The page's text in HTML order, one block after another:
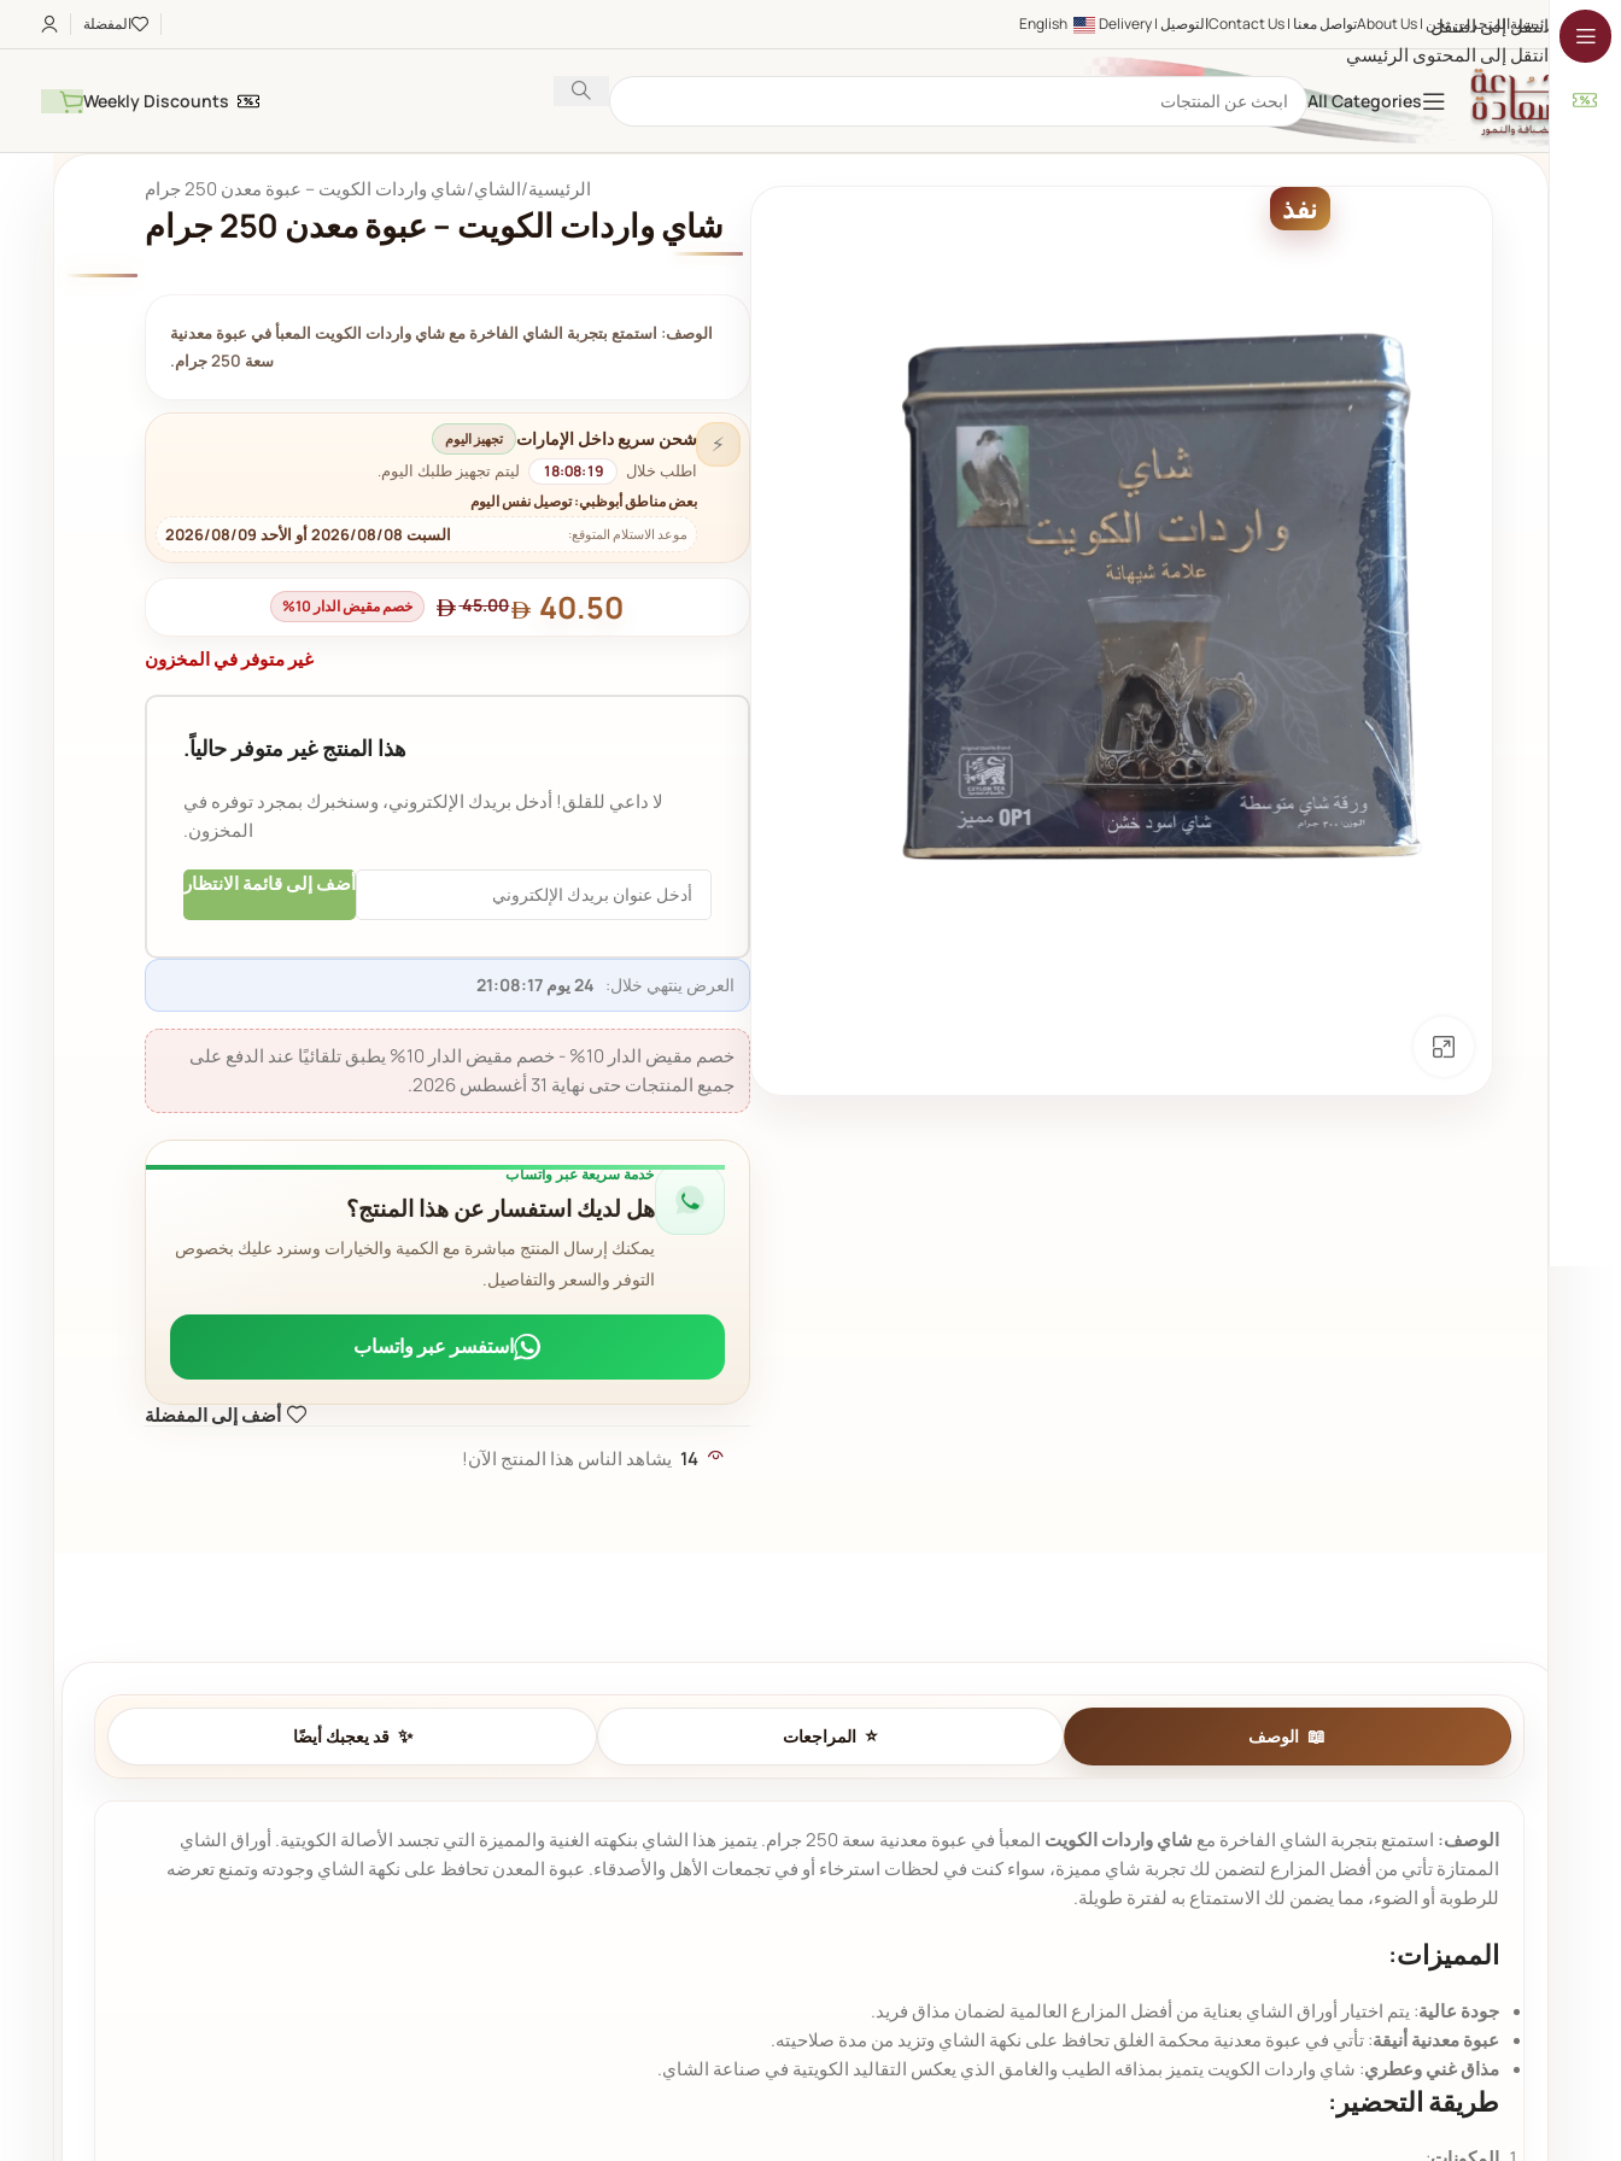
انتقل إلى التنقل
انتقل إلى المحتوى الرئيسي
الرئيسيةالمتجرمن نحن | About Us تواصل معنا | Contact Us التوصيل | Delivery English المفضلة
All Categories
Weekly Discounts
نفذ
الرئيسية الشاي شاي واردات الكويت – عبوة معدن 250 جرام
شاي واردات الكويت – عبوة معدن 250 جرام
الوصف: استمتع بتجربة الشاي الفاخرة مع شاي واردات الكويت المعبأ في عبوة معدنية
سعة 250 جرام.
⚡ شحن سريع داخل الإمارات تجهيز اليوم
اطلب خلال 18:08:18 ليتم تجهيز طلبك اليوم.
بعض مناطق أبوظبي: توصيل نفس اليوم
موعد الاستلام المتوقع: السبت 2026/08/08 أو الأحد 2026/08/09
45.00 40.50 خصم مقيض الدار 10%
غير متوفر في المخزون
هذا المنتج غير متوفر حالياً.
لا داعي للقلق! أدخل بريدك الإلكتروني، وسنخبرك بمجرد توفره في
المخزون.
أضف إلى قائمة الانتظار
العرض ينتهي خلال: 24 يوم 21:08:16
خصم مقيض الدار 10% - خصم مقيض الدار 10% يطبق تلقائيًا عند الدفع على
جميع المنتجات حتى نهاية 31 أغسطس 2026.
خدمة سريعة عبر واتساب
هل لديك استفسار عن هذا المنتج؟
يمكنك إرسال المنتج مباشرة مع الكمية والخيارات وسنرد عليك بخصوص
التوفر والسعر والتفاصيل.
استفسر عبر واتساب
أضف إلى المفضلة
14 يشاهد الناس هذا المنتج الآن!
الوصف المراجعات قد يعجبك أيضًا
الوصف: استمتع بتجربة الشاي الفاخرة مع شاي واردات الكويت
المعبأ في عبوة معدنية سعة 250 جرام. يتميز هذا الشاي بنكهته الغنية والمميزة التي تجسد الأصالة الكويتية. أوراق الشاي
الممتازة تأتي من أفضل المزارع لتضمن لك تجربة شاي مميزة، سواء كنت في لحظات استرخاء أو في تجمعات الأهل والأصدقاء. عبوة المعدن تحافظ على نكهة الشاي وجودته وتمنع تعرضه
للرطوبة أو الضوء، مما يضمن لك الاستمتاع به لفترة طويلة.
المميزات:
جودة عالية: يتم اختيار أوراق الشاي بعناية من أفضل المزارع العالمية لضمان مذاق فريد.
عبوة معدنية أنيقة: تأتي في عبوة معدنية محكمة الغلق تحافظ على نكهة الشاي وتزيد من مدة صلاحيته.
مذاق غني وعطري: شاي واردات الكويت يتميز بمذاقه الطيب والغامق الذي يعكس التقاليد الكويتية في صناعة الشاي.
طريقة التحضير: